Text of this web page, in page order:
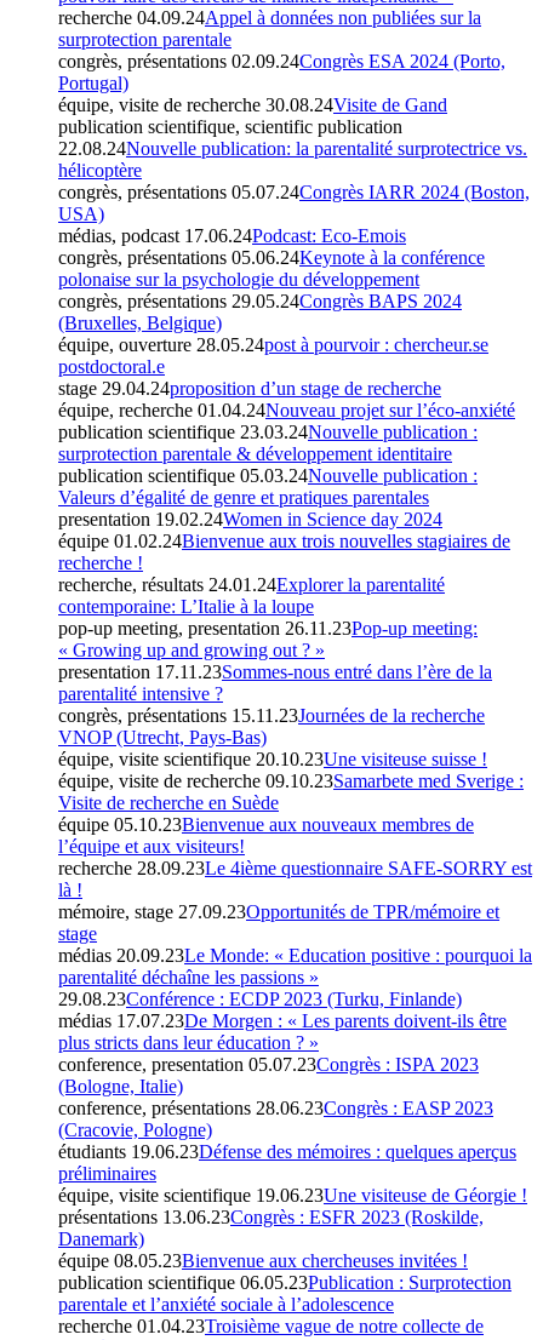
recherche 04.09.24Appel à données non publiées sur la
surprotection parentale
congrès, présentations 02.09.24Congrès ESA 2024 (Porto,
Portugal)
équipe, visite de recherche 30.08.24Visite de Gand
publication scientifique, scientific publication
22.08.24Nouvelle publication: la parentalité surprotectrice vs.
hélicoptère
congrès, présentations 05.07.24Congrès IARR 2024 (Boston,
USA)
médias, podcast 17.06.24Podcast: Eco-Emois
congrès, présentations 05.06.24Keynote à la conférence
polonaise sur la psychologie du développement
congrès, présentations 29.05.24Congrès BAPS 2024
(Bruxelles, Belgique)
équipe, ouverture 28.05.24post à pourvoir : chercheur.se
postdoctoral.e
stage 29.04.24proposition d’un stage de recherche
équipe, recherche 01.04.24Nouveau projet sur l’éco-anxiété
publication scientifique 23.03.24Nouvelle publication :
surprotection parentale & développement identitaire
publication scientifique 05.03.24Nouvelle publication :
Valeurs d’égalité de genre et pratiques parentales
presentation 19.02.24Women in Science day 2024
équipe 01.02.24Bienvenue aux trois nouvelles stagiaires de
recherche !
recherche, résultats 24.01.24Explorer la parentalité
contemporaine: L’Italie à la loupe
pop-up meeting, presentation 26.11.23Pop-up meeting:
« Growing up and growing out ? »
presentation 17.11.23Sommes-nous entré dans l’ère de la
parentalité intensive ?
congrès, présentations 15.11.23Journées de la recherche
VNOP (Utrecht, Pays-Bas)
équipe, visite scientifique 20.10.23Une visiteuse suisse !
équipe, visite de recherche 09.10.23Samarbete med Sverige :
Visite de recherche en Suède
équipe 05.10.23Bienvenue aux nouveaux membres de
l’équipe et aux visiteurs!
recherche 28.09.23Le 4ième questionnaire SAFE-SORRY est
là !
mémoire, stage 27.09.23Opportunités de TPR/mémoire et
stage
médias 20.09.23Le Monde: « Education positive : pourquoi la
parentalité déchaîne les passions »
29.08.23Conférence : ECDP 2023 (Turku, Finlande)
médias 17.07.23De Morgen : « Les parents doivent-ils être
plus stricts dans leur éducation ? »
conference, presentation 05.07.23Congrès : ISPA 2023
(Bologne, Italie)
conference, présentations 28.06.23Congrès : EASP 2023
(Cracovie, Pologne)
étudiants 19.06.23Défense des mémoires : quelques aperçus
préliminaires
équipe, visite scientifique 19.06.23Une visiteuse de Géorgie !
présentations 13.06.23Congrès : ESFR 2023 (Roskilde,
Danemark)
équipe 08.05.23Bienvenue aux chercheuses invitées !
publication scientifique 06.05.23Publication : Surprotection
parentale et l’anxiété sociale à l’adolescence
recherche 01.04.23Troisième vague de notre collecte de